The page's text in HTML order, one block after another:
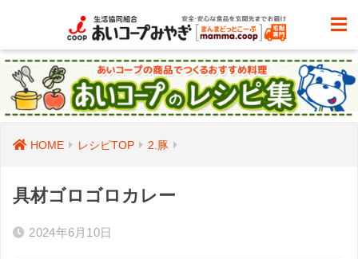
HOME レシピTOP 2.豚
具材ゴロゴロカレー
2024年6月10日